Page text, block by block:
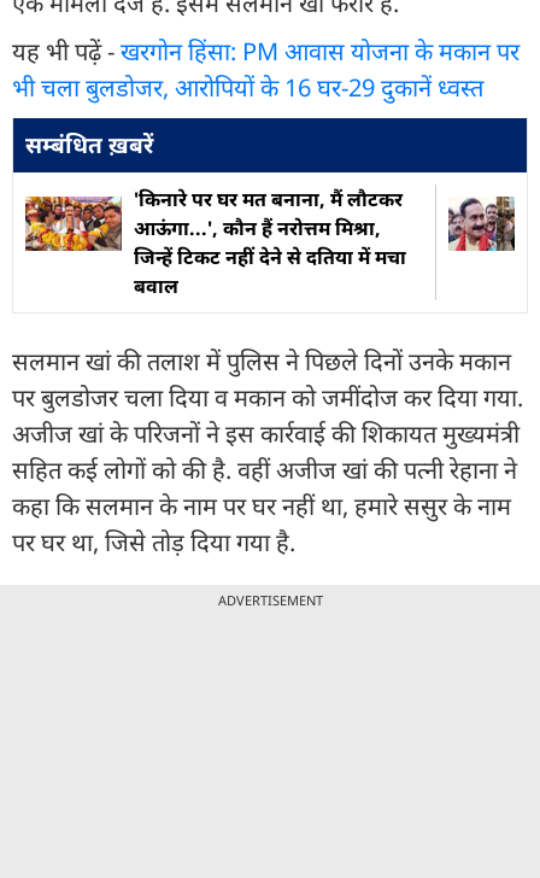
यह भी पढ़ें -खरगोन हिंसा: PM आवास योजना के मकान पर
भी चला बुलडोजर, आरोपियों के 16 घर-29 दुकानें ध्वस्त
सम्बंधित ख़बरें
'किनारे पर घर मत बनाना, मैं लौटकर
आऊंगा...', कौन हैं नरोत्तम मिश्रा,
जिन्हें टिकट नहीं देने से दतिया में मचा
बवाल
सलमान खां की तलाश में पुलिस ने पिछले दिनों उनके मकान
पर बुलडोजर चला दिया व मकान को जमींदोज कर दिया गया.
अजीज खां के परिजनों ने इस कार्रवाई की शिकायत मुख्यमंत्री
सहित कई लोगों को की है. वहीं अजीज खां की पत्नी रेहाना ने
कहा कि सलमान के नाम पर घर नहीं था, हमारे ससुर के नाम
पर घर था, जिसे तोड़ दिया गया है.
ADVERTISEMENT